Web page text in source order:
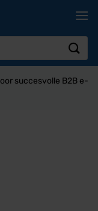
succesvolle B2B e-